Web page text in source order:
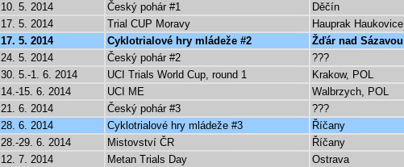
10. 5. 2014
Český pohár #1
Děčín
17. 5. 2014
Trial CUP Moravy
Hauprak Haukovice
17. 5. 2014
Cyklotrialové hry mládeže #2
Žďár nad Sázavou
24. 5. 2014
Český pohár #2
???
30. 5.-1. 6. 2014
UCI Trials World Cup, round 1
Krakow, POL
14.-15. 6. 2014
UCI ME
Walbrzych, POL
21. 6. 2014
Český pohár #3
???
28. 6. 2014
Cyklotrialové hry mládeže #3
Říčany
28.-29. 6. 2014
Mistovství ČR
Říčany
12. 7. 2014
Metan Trials Day
Ostrava